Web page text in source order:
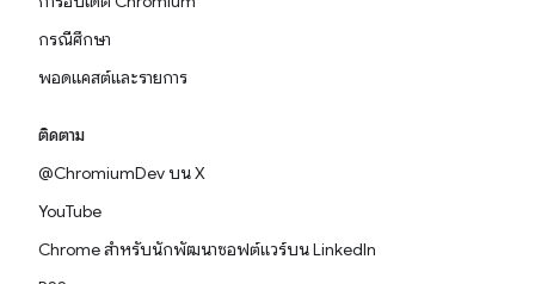
กรณีศึกษา
พอดแคสต์และรายการ
ติดตาม
@ChromiumDev บน X
YouTube
Chrome สำหรับนักพัฒนาซอฟต์แวร์บน LinkedIn